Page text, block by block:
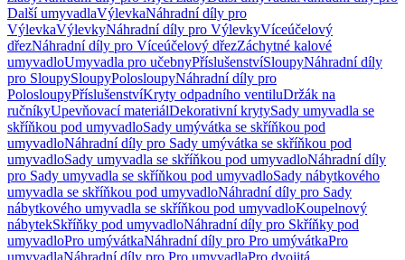
Další umyvadlaVýlevkaNáhradní díly pro
VýlevkaVýlevkyNáhradní díly pro VýlevkyVíceúčelový
dřezNáhradní díly pro Víceúčelový dřezZáchytné kalové
umyvadloUmyvadla pro učebnyPříslušenstvíSloupyNáhradní díly
pro SloupySloupyPolosloupyNáhradní díly pro
PolosloupyPříslušenstvíKryty odpadního ventiluDržák na
ručníkyUpevňovací materiálDekorativní krytySady umyvadla se
skříňkou pod umyvadloSady umývátka se skříňkou pod
umyvadloNáhradní díly pro Sady umývátka se skříňkou pod
umyvadloSady umyvadla se skříňkou pod umyvadloNáhradní díly
pro Sady umyvadla se skříňkou pod umyvadloSady nábytkového
umyvadla se skříňkou pod umyvadloNáhradní díly pro Sady
nábytkového umyvadla se skříňkou pod umyvadloKoupelnový
nábytekSkříňky pod umyvadloNáhradní díly pro Skříňky pod
umyvadloPro umývátkaNáhradní díly pro Pro umývátkaPro
umyvadlaNáhradní díly pro Pro umyvadlaPro dvojitá